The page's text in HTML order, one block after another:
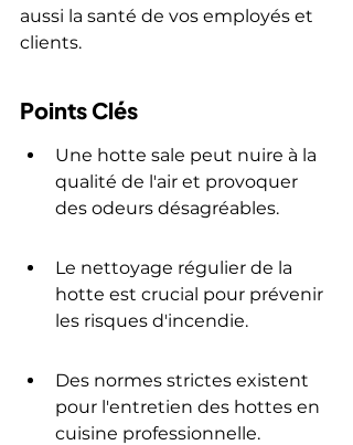
aussi la santé de vos employés et
clients.
Points Clés
Une hotte sale peut nuire à la
qualité de l'air et provoquer
des odeurs désagréables.
Le nettoyage régulier de la
hotte est crucial pour prévenir
les risques d'incendie.
Des normes strictes existent
pour l'entretien des hottes en
cuisine professionnelle.